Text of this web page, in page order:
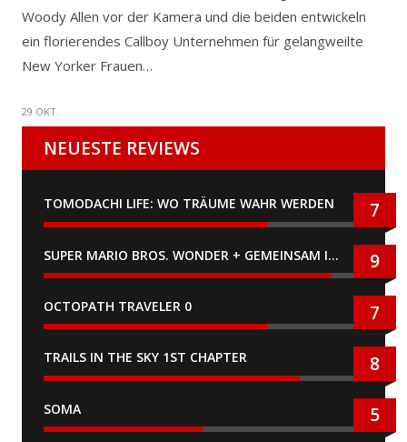
Woody Allen vor der Kamera und die beiden entwickeln
ein florierendes Callboy Unternehmen für gelangweilte
New Yorker Frauen…
29 OKT.
NEUESTE REVIEWS
TOMODACHI LIFE: WO TRÄUME WAHR WERDEN 7
SUPER MARIO BROS. WONDER + GEMEINSAM IM BELLABEL-PARK 9
OCTOPATH TRAVELER 0 7
TRAILS IN THE SKY 1ST CHAPTER 8
SOMA 5